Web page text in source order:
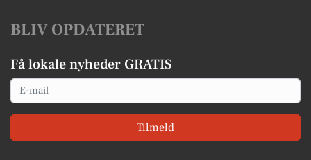
BLIV OPDATERET
Få lokale nyheder GRATIS
Email
Tilmeld